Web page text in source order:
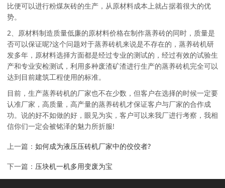
比便可以进行粉煤灰砖的生产，从原材料成本上就占据着很大的优
势。
2、原材料制造质量低廉的原材料价格在制作蒸养砖的同时，质量是
否可以保证呢?这个问题对于蒸养砖机来说是不存在的，蒸养砖机研
发多年，原材料选择方面都是经过专业的测试的，经过有效的试验生
产和专业安检测试，利用多种废渣矿渣进行生产的蒸养砖机完全可以
达到目前建筑工程使用的标准。
目前，生产蒸养砖机的厂家也不在少数，但客户在选择的时候一定要
认准厂家，高质量，高产量的蒸养砖机才保证客户与厂家的合作成
功。说的好不如做的好，眼见为实，客户可以来我厂进行考察，我相
信你们一定会被铭泽的魅力所折服!
上一篇： 如何成为液压压砖机厂家中的佼佼者?
下一篇： 压块机一机多用变废为宝